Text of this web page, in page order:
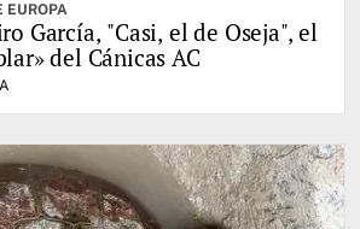
EUROPA
García, "Casi, el de Oseja", el
del Cánicas AC